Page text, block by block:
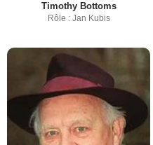
Timothy Bottoms
Rôle : Jan Kubis